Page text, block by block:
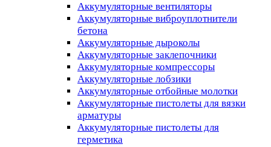
Аккумуляторные вентиляторы
Аккумуляторные виброуплотнители
бетона
Аккумуляторные дыроколы
Аккумуляторные заклепочники
Аккумуляторные компрессоры
Аккумуляторные лобзики
Аккумуляторные отбойные молотки
Аккумуляторные пистолеты для вязки
арматуры
Аккумуляторные пистолеты для
герметика